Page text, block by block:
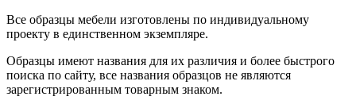
Все образцы мебели изготовлены по индивидуальному
проекту в единственном экземпляре.
Образцы имеют названия для их различия и более быстрого
поиска по сайту, все названия образцов не являются
зарегистрированным товарным знаком.